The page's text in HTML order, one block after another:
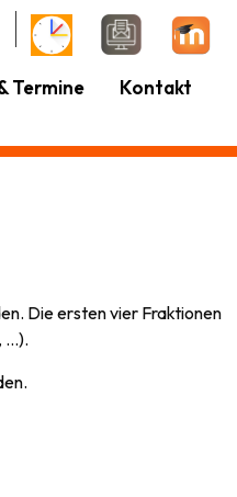
Termine Kontakt
Die ersten vier Fraktionen
…).